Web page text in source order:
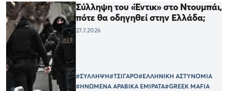
Σύλληψη του «Έντικ» στο Ντουμπάι,
πότε θα οδηγηθεί στην Ελλάδα;
27.7.2026
#ΣΥΛΛΗΨΗ#ΤΣΙΓΑΡΟ#ΕΛΛΗΝΙΚΗ ΑΣΤΥΝΟΜΙΑ
#ΗΝΩΜΕΝΑ ΑΡΑΒΙΚΑ ΕΜΙΡΑΤΑ#GREEK MAFIA